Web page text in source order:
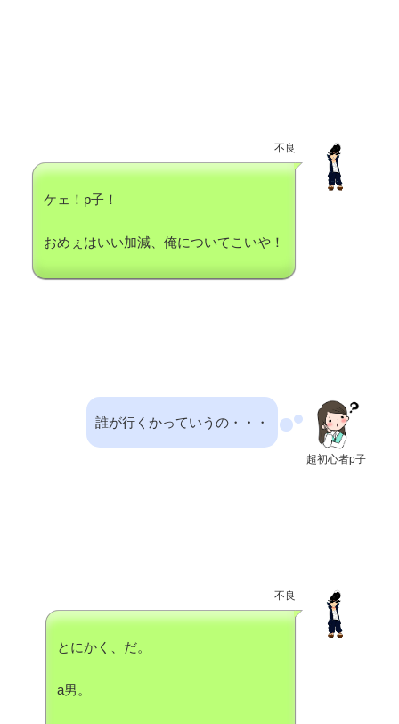
不良
ケェ！p子！
おめぇはいい加減、俺についてこいや！
超初心者p子
誰が行くかっていうの・・・
不良
とにかく、だ。
a男。